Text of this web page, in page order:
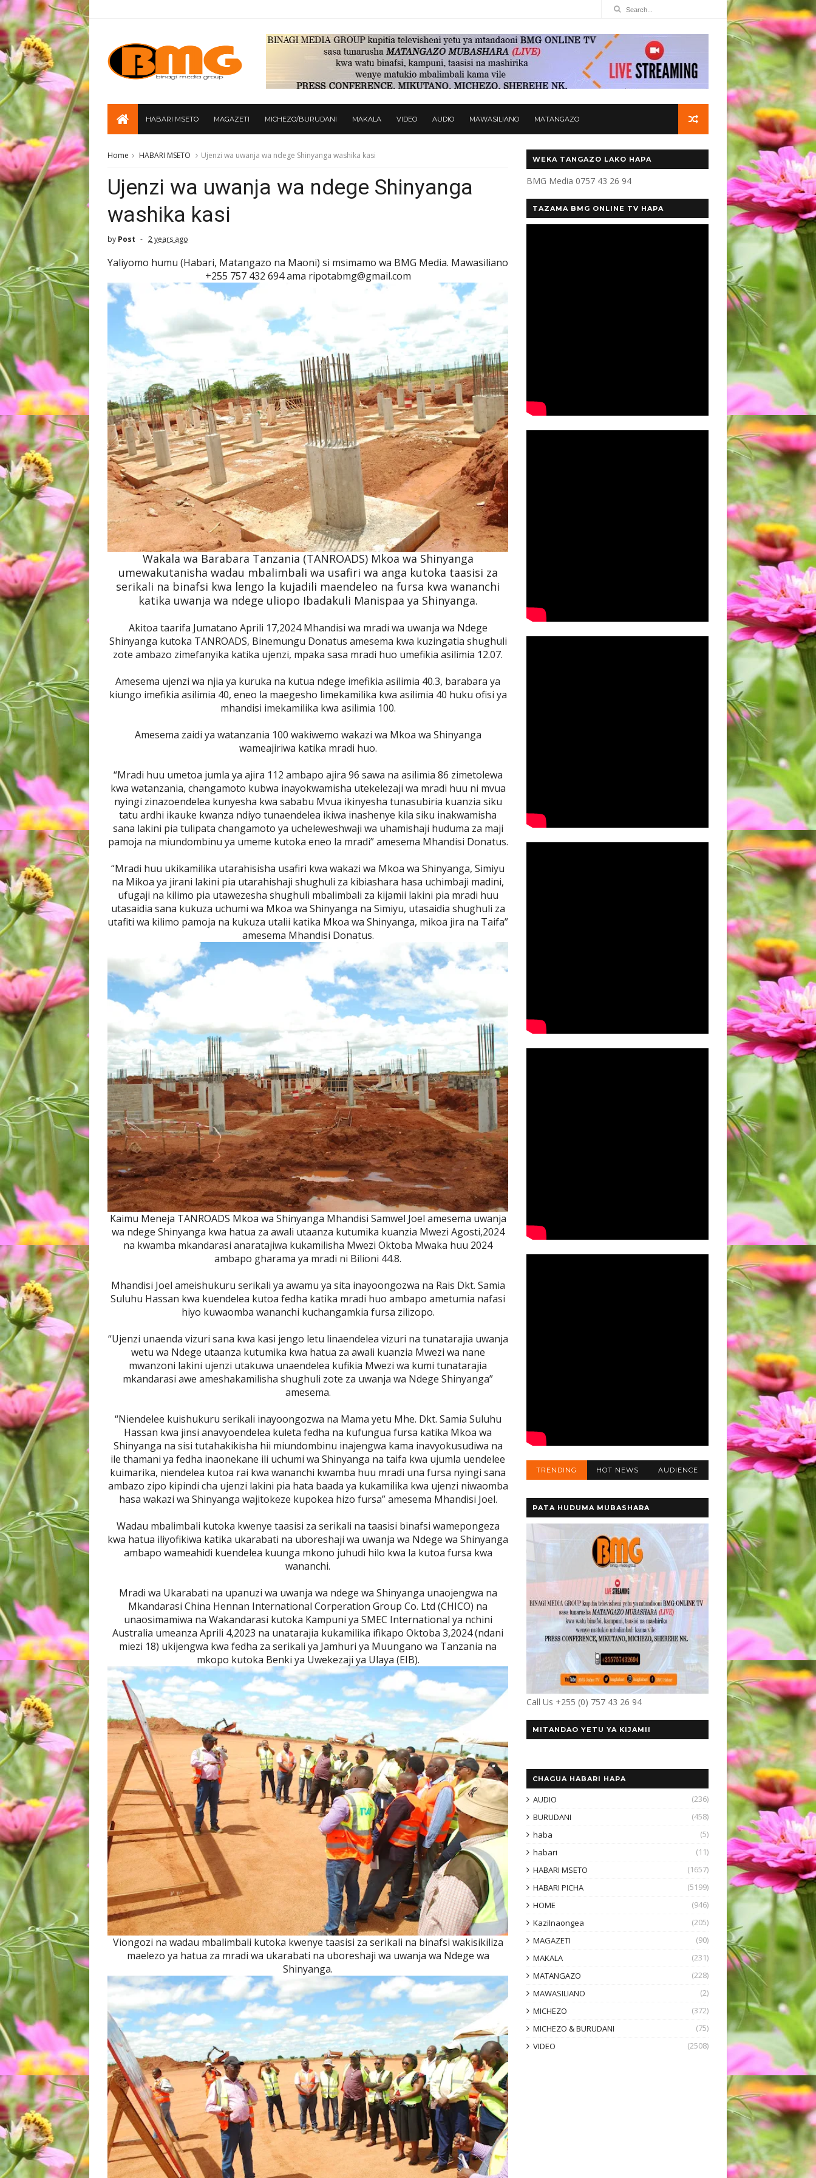
HABARI MSETO MAGAZETI MICHEZO/BURUDANI MAKALA VIDEO AUDIO MAWASILIANO MATANGAZO
Home HABARI MSETO Ujenzi wa uwanja wa ndege Shinyanga washika kasi
Ujenzi wa uwanja wa ndege Shinyanga
washika kasi
by Post 2 years ago
Yaliyomo humu (Habari, Matangazo na Maoni) si msimamo wa BMG Media. Mawasiliano
+255 757 432 694 ama ripotabmg@gmail.com
Wakala wa Barabara Tanzania (TANROADS) Mkoa wa Shinyanga
umewakutanisha wadau mbalimbali wa usafiri wa anga kutoka taasisi za
serikali na binafsi kwa lengo la kujadili maendeleo na fursa kwa wananchi
katika uwanja wa ndege uliopo Ibadakuli Manispaa ya Shinyanga.
Akitoa taarifa Jumatano Aprili 17,2024 Mhandisi wa mradi wa uwanja wa Ndege
Shinyanga kutoka TANROADS, Binemungu Donatus amesema kwa kuzingatia shughuli
zote ambazo zimefanyika katika ujenzi, mpaka sasa mradi huo umefikia asilimia 12.07.
Amesema ujenzi wa njia ya kuruka na kutua ndege imefikia asilimia 40.3, barabara ya
kiungo imefikia asilimia 40, eneo la maegesho limekamilika kwa asilimia 40 huku ofisi ya
mhandisi imekamilika kwa asilimia 100.
Amesema zaidi ya watanzania 100 wakiwemo wakazi wa Mkoa wa Shinyanga
wameajiriwa katika mradi huo.
“Mradi huu umetoa jumla ya ajira 112 ambapo ajira 96 sawa na asilimia 86 zimetolewa
kwa watanzania, changamoto kubwa inayokwamisha utekelezaji wa mradi huu ni mvua
nyingi zinazoendelea kunyesha kwa sababu Mvua ikinyesha tunasubiria kuanzia siku
tatu ardhi ikauke kwanza ndiyo tunaendelea ikiwa inashenye kila siku inakwamisha
sana lakini pia tulipata changamoto ya ucheleweshwaji wa uhamishaji huduma za maji
pamoja na miundombinu ya umeme kutoka eneo la mradi” amesema Mhandisi Donatus.
“Mradi huu ukikamilika utarahisisha usafiri kwa wakazi wa Mkoa wa Shinyanga, Simiyu
na Mikoa ya jirani lakini pia utarahishaji shughuli za kibiashara hasa uchimbaji madini,
ufugaji na kilimo pia utawezesha shughuli mbalimbali za kijamii lakini pia mradi huu
utasaidia sana kukuza uchumi wa Mkoa wa Shinyanga na Simiyu, utasaidia shughuli za
utafiti wa kilimo pamoja na kukuza utalii katika Mkoa wa Shinyanga, mikoa jira na Taifa”
amesema Mhandisi Donatus.
Kaimu Meneja TANROADS Mkoa wa Shinyanga Mhandisi Samwel Joel amesema uwanja
wa ndege Shinyanga kwa hatua za awali utaanza kutumika kuanzia Mwezi Agosti,2024
na kwamba mkandarasi anaratajiwa kukamilisha Mwezi Oktoba Mwaka huu 2024
ambapo gharama ya mradi ni Bilioni 44.8.
Mhandisi Joel ameishukuru serikali ya awamu ya sita inayoongozwa na Rais Dkt. Samia
Suluhu Hassan kwa kuendelea kutoa fedha katika mradi huo ambapo ametumia nafasi
hiyo kuwaomba wananchi kuchangamkia fursa zilizopo.
“Ujenzi unaenda vizuri sana kwa kasi jengo letu linaendelea vizuri na tunatarajia uwanja
wetu wa Ndege utaanza kutumika kwa hatua za awali kuanzia Mwezi wa nane
mwanzoni lakini ujenzi utakuwa unaendelea kufikia Mwezi wa kumi tunatarajia
mkandarasi awe ameshakamilisha shughuli zote za uwanja wa Ndege Shinyanga”
amesema.
“Niendelee kuishukuru serikali inayoongozwa na Mama yetu Mhe. Dkt. Samia Suluhu
Hassan kwa jinsi anavyoendelea kuleta fedha na kufungua fursa katika Mkoa wa
Shinyanga na sisi tutahakikisha hii miundombinu inajengwa kama inavyokusudiwa na
ile thamani ya fedha inaonekane ili uchumi wa Shinyanga na taifa kwa ujumla uendelee
kuimarika, niendelea kutoa rai kwa wananchi kwamba huu mradi una fursa nyingi sana
ambazo zipo kipindi cha ujenzi lakini pia hata baada ya kukamilika kwa ujenzi niwaomba
hasa wakazi wa Shinyanga wajitokeze kupokea hizo fursa” amesema Mhandisi Joel.
Wadau mbalimbali kutoka kwenye taasisi za serikali na taasisi binafsi wamepongeza
kwa hatua iliyofikiwa katika ukarabati na uboreshaji wa uwanja wa Ndege wa Shinyanga
ambapo wameahidi kuendelea kuunga mkono juhudi hilo kwa la kutoa fursa kwa
wananchi.
Mradi wa Ukarabati na upanuzi wa uwanja wa ndege wa Shinyanga unaojengwa na
Mkandarasi China Hennan International Corperation Group Co. Ltd (CHICO) na
unaosimamiwa na Wakandarasi kutoka Kampuni ya SMEC International ya nchini
Australia umeanza Aprili 4,2023 na unatarajia kukamilika ifikapo Oktoba 3,2024 (ndani
miezi 18) ukijengwa kwa fedha za serikali ya Jamhuri ya Muungano wa Tanzania na
mkopo kutoka Benki ya Uwekezaji ya Ulaya (EIB).
Viongozi na wadau mbalimbali kutoka kwenye taasisi za serikali na binafsi wakisikiliza
maelezo ya hatua za mradi wa ukarabati na uboreshaji wa uwanja wa Ndege wa
Shinyanga.
WEKA TANGAZO LAKO HAPA
BMG Media 0757 43 26 94
TAZAMA BMG ONLINE TV HAPA
TRENDING HOT NEWS AUDIENCE
PATA HUDUMA MUBASHARA
Call Us +255 (0) 757 43 26 94
MITANDAO YETU YA KIJAMII
CHAGUA HABARI HAPA
AUDIO
(236)
BURUDANI
(458)
haba
(5)
habari
(11)
HABARI MSETO
(1657)
HABARI PICHA
(5199)
HOME
(946)
KaziInaongea
(205)
MAGAZETI
(90)
MAKALA
(231)
MATANGAZO
(228)
MAWASILIANO
(2)
MICHEZO
(372)
MICHEZO & BURUDANI
(75)
VIDEO
(2508)